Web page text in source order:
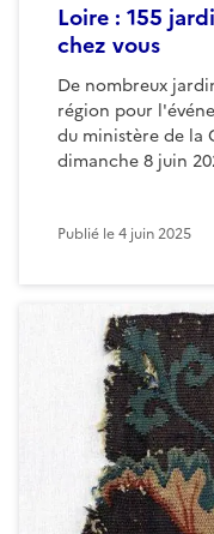
Loire : 155
chez vous
De nombreux
région pour
du ministère de la
dimanche 8 juin
Publié le4 juin 2025